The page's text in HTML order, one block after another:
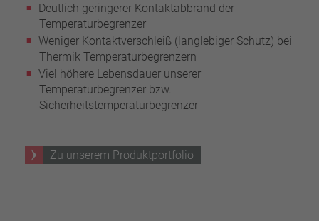
Deutlich geringerer Kontaktabbrand der
Temperaturbegrenzer
Weniger Kontaktverschleiß (langlebiger Schutz) bei
Thermik Temperaturbegrenzern
Viel höhere Lebensdauer unserer
Temperaturbegrenzer bzw.
Sicherheitstemperaturbegrenzer
Zu unserem Produktportfolio